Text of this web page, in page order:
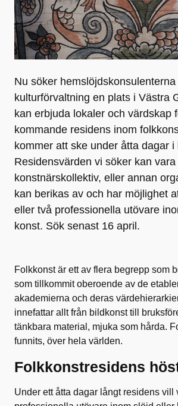
Nu söker
kulturförvaltning en plats i Västra
kan erbjuda lokaler och värdskap
kommande residens inom
kommer att ske under åtta dagar i
Residensvärden vi söker kan
konstnärskollektiv, eller annan
kan berikas av och har möjlighet
eller två professionella utövare
konst. Sök senast 16 april.
Folkkonst är ett av flera begrepp som
som tillkommit oberoende av de
akademierna och deras
innefattar allt från bildkonst till
tänkbara material, mjuka som hårda.
funnits, över hela världen.
Folkkonstresidens
Under ett åtta dagar långt residens vill